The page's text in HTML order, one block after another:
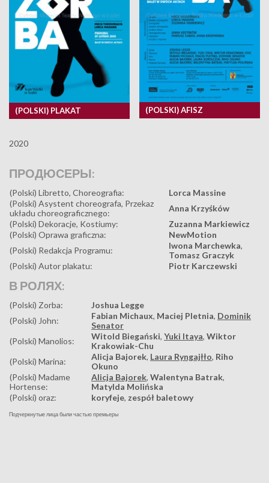
(POLSKI) PLAKAT (POLSKI) AFISZ
2020
ПРОДЮСЕРЫ:
(Polski) Libretto, Choreografia:
Lorca Massine
(Polski) Asystent choreografa, Przekaz
układu choreograficznego:
Anna Krzyśków
(Polski) Dekoracje, Kostiumy:
Zuzanna Markiewicz
(Polski) Oprawa graficzna:
NewMotion
(Polski) Redakcja Programu:
Iwona Marchewka,
Tomasz Graczyk
(Polski) Autor plakatu:
Piotr Karczewski
В РОЛЯХ:
(Polski) Zorba:
Joshua Legge
(Polski) John:
Fabian Michaux, Maciej Pletnia, Dominik
Senator
(Polski) Manolios:
Witold Biegański, Yuki Itaya, Wiktor
Krakowiak-Chu
(Polski) Marina:
Alicja Bajorek, Laura Ryngajłło, Riho
Okuno
(Polski) Madame
Hortense:
Alicja Bajorek, Walentyna Batrak,
Matylda Molińska
(Polski) oraz:
koryfeje, zespół baletowy
Подчеркнутые лица были частью премьеры